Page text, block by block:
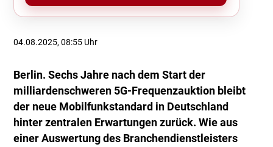
04.08.2025, 08:55 Uhr
Berlin. Sechs Jahre nach dem Start der
milliardenschweren 5G-Frequenzauktion bleibt
der neue Mobilfunkstandard in Deutschland
hinter zentralen Erwartungen zurück. Wie aus
einer Auswertung des Branchendienstleisters